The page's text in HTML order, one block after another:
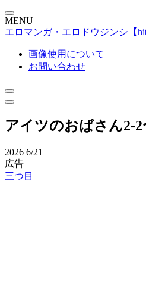
MENU
エロマンガ・エロドウジンシ【
画像使用について
お問い合わせ
アイツのおばさん
2026 6/21
広告
三つ目